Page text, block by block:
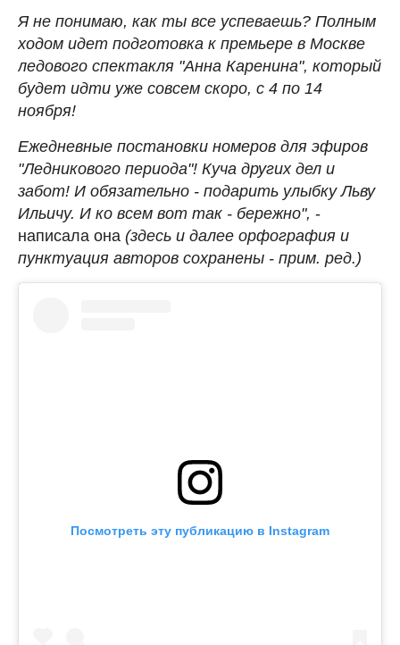
Я не понимаю, как ты все успеваешь? Полным
ходом идет подготовка к премьере в Москве
ледового спектакля "Анна Каренина", который
будет идти уже совсем скоро, с 4 по 14
ноября!
Ежедневные постановки номеров для эфиров
"Ледникового периода"! Куча других дел и
забот! И обязательно - подарить улыбку Льву
Ильичу. И ко всем вот так - бережно", -
написала она (здесь и далее орфография и
пунктуация авторов сохранены - прим. ред.)
Посмотреть эту публикацию в Instagram